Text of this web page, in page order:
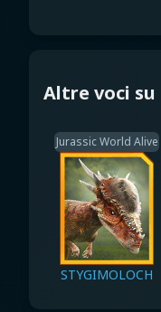
Altre voci su
Jurassic World Alive
STYGIMOLOCH